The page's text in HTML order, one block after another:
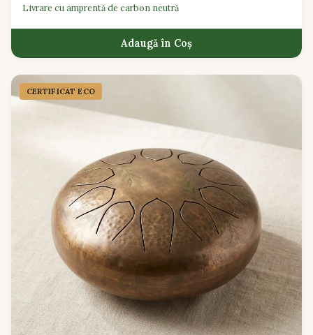
Livrare cu amprentă de carbon neutră
Adaugă în Coș
CERTIFICAT ECO